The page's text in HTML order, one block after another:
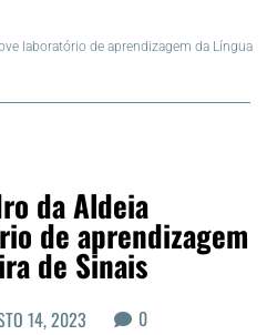
laboratório de aprendizagem da Língua
da Aldeia
de aprendizagem
de Sinais
14, 2023 0